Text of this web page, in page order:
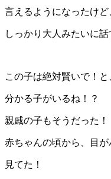
言えるようになったけど
しっかり大人みたいに話
この子は絶対賢いで！
分かる子がいるね！？
親戚の子もそうだった！
赤ちゃんの頃から、目
見てた！